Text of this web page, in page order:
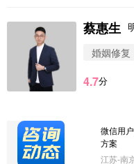
蔡惠生
婚姻修复
4.7分
微信用
案
微信用
微信用
方案
江苏-南